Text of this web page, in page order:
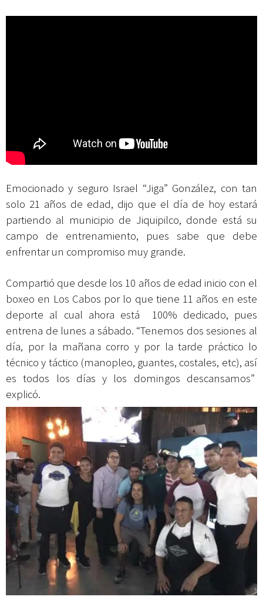
Emocionado y seguro Israel “Jiga” González, con tan
solo 21 años de edad, dijo que el día de hoy estará
partiendo al municipio de Jiquipilco, donde está su
campo de entrenamiento, pues sabe que debe
enfrentar un compromiso muy grande.
Compartió que desde los 10 años de edad inicio con el
boxeo en Los Cabos por lo que tiene 11 años en este
deporte al cual ahora está 100% dedicado, pues
entrena de lunes a sábado. “Tenemos dos sesiones al
día, por la mañana corro y por la tarde práctico lo
técnico y táctico (manopleo, guantes, costales, etc), así
es todos los días y los domingos descansamos”
explicó.